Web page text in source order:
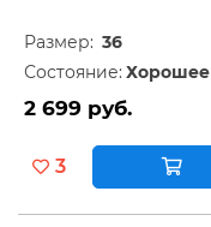
Размер: 36
Состояние: Хорошее
2 699 руб.
3